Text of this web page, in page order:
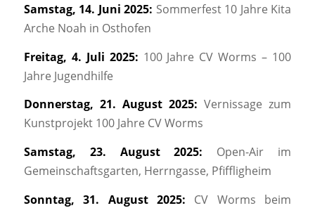
Samstag, 14. Juni 2025: Sommerfest 10 Jahre Kita
Arche Noah in Osthofen
Freitag, 4. Juli 2025: 100 Jahre CV Worms – 100
Jahre Jugendhilfe
Donnerstag, 21. August 2025: Vernissage zum
Kunstprojekt 100 Jahre CV Worms
Samstag, 23. August 2025: Open-Air im
Gemeinschaftsgarten, Herrngasse, Pfiffligheim
Sonntag, 31. August 2025: CV Worms beim